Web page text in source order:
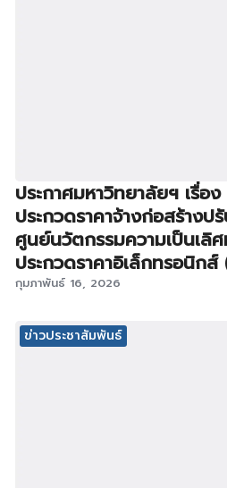
ประกาศมหาวิทยาลัยฯ เรื่อง
ประกวดราคาจ้างก่อสร้างป
ศูนย์นวัตกรรมความเป็นเลิ
ประกวดราคาอิเล็กทรอนิก
กุมภาพันธ์ 16, 2026
ข่าวประชาสัมพันธ์